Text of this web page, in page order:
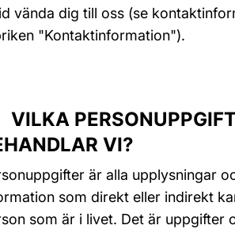
vända dig till oss (se
"Kontaktinformation").
VI?
är alla upplysningar
som direkt eller indirekt
som är i livet. Det är uppgifter